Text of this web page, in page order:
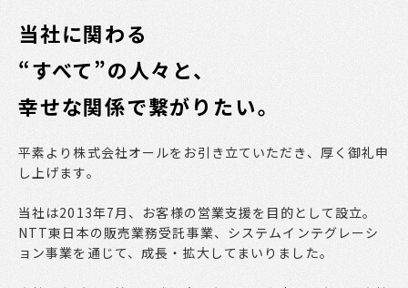
当社に関わる
“すべて”の人々と、
幸せな関係で繋がりたい――。
平素より株式会社オールをお引き立ていただき、厚く御礼申
し上げます。
当社は2013年7月、お客様の営業支援を目的として設立。
NTT東日本の販売業務受託事業、システムインテグレーシ
ョン事業を通じて、成長・拡大してまいりました。